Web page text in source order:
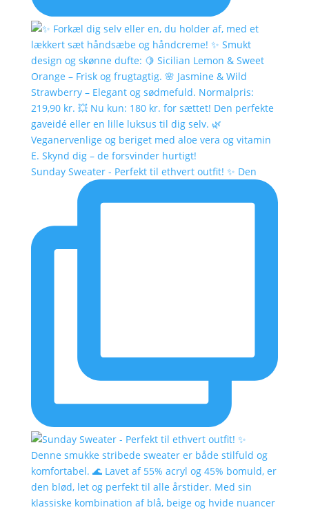
Sunday Sweater - Perfekt til ethvert outfit! ✨ Den